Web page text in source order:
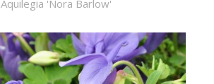
Aquilegia 'Nora Barlow'